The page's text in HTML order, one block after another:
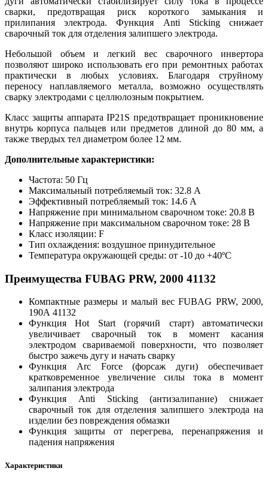
сварки, предотвращая риск короткого замыкания и
прилипания электрода. Функция Anti Sticking снижает
сварочный ток для отделения залипшего электрода.
Небольшой объем и легкий вес сварочного инвертора
позволяют широко использовать его при ремонтных работах
практически в любых условиях. Благодаря струйному
переносу наплавляемого металла, возможно осуществлять
сварку электродами с целлюлозным покрытием.
Класс защиты аппарата IP21S предотвращает проникновение
внутрь корпуса пальцев или предметов длиной до 80 мм, а
также твердых тел диаметром более 12 мм.
Дополнительные характеристики:
Частота: 50 Гц
Максимальный потребляемый ток: 32.8 А
Эффективный потребляемый ток: 14.6 А
Напряжение при минимальном сварочном токе: 20.8 В
Напряжение при максимальном сварочном токе: 28 В
Класс изоляции: F
Тип охлаждения: воздушное принудительное
Температура окружающей среды: от -10 до +40ºС
Преимущества FUBAG PRW, 2000 41132
Компактные размеры и малый вес FUBAG PRW, 2000,
190А 41132
Функция Hot Start (горячий старт) автоматически
увеличивает сварочный ток в момент касания
электродом свариваемой поверхности, что позволяет
быстро зажечь дугу и начать сварку
Функция Arc Force (форсаж дуги) обеспечивает
кратковременное увеличение силы тока в момент
залипания электрода
Функция Anti Sticking (антизалипание) снижает
сварочный ток для отделения залипшего электрода на
изделии без повреждения обмазки
Функция защиты от перегрева, перенапряжения и
падения напряжения
Характеристики